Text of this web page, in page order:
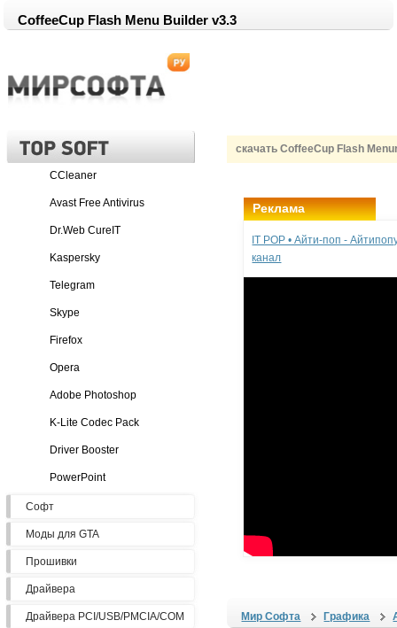
CoffeeCup Flash Menu Builder v3.3
скачать CoffeeCup Flash
CCleaner
Avast Free Antivirus
Dr.Web CureIT
Kaspersky
Telegram
Skype
Firefox
Opera
Adobe Photoshop
K-Lite Codec Pack
Driver Booster
PowerPoint
Софт
Моды для GTA
Прошивки
Драйвера
Драйвера PCI/USB/PMCIA/COM
Реклама
IT POP • Айти-поп -
канал
Мир Софта Графика